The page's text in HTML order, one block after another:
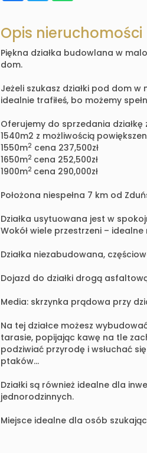
Opis nieruchomości
Piękna działka budowlana w
dom.
Jeżeli szukasz działki pod dom
idealnie trafiłeś, bo możemy
Oferujemy do sprzedania
1540m2 z możliwością
1550m2 cena 237,500zł
1650m2 cena 252,500zł
1900m2 cena 290,000zł
Położona niespełna 7 km od
Działka usytuowana jest w
Wokół wiele przestrzeni –
Działka niezabudowana,
Dojazd do działki drogą
Media: skrzynka prądowa przy
Na tej działce możesz
tarasie, popijając kawę na tle
podziwiać przyrodę i wsłuchać
ptaków…
Działki są również idealne dla
jednorodzinnych.
Miejsce idealne dla osób